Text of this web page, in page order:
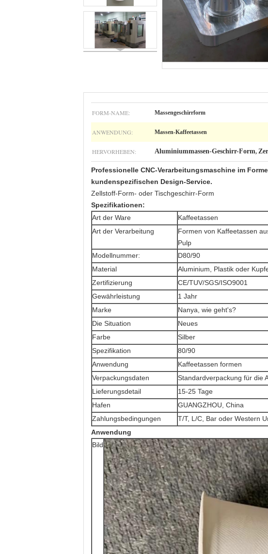
FORM-NAME: Massengeschirrform
ANWENDUNG: Massen-Kaffeetassen
HERVORHEBEN: Aluminiummassen-Geschirr-Form,
Professionelle CNC-Verarbeitungsmaschine im
kundenspezifischen Design-Service.
Zellstoff-Form- oder Tischgeschirr-Form
Spezifikationen:
Art der Ware
Kaffeetassen
Art der Verarbeitung
Formen von Kaffeetassen
Pulp
Modellnummer:
D80/90
Material
Aluminium, Plastik oder
Zertifizierung
CE/TUV/SGS/ISO9001
Gewährleistung
1 Jahr
Marke
Nanya, wie geht's?
Die Situation
Neues
Farbe
Silber
Spezifikation
80/90
Anwendung
Kaffeetassen formen
Verpackungsdaten
Standardverpackung für die
Lieferungsdetail
15-25 Tage
Hafen
GUANGZHOU, China
Zahlungsbedingungen
T/T, L/C, Bar oder Western
Anwendung
Bild